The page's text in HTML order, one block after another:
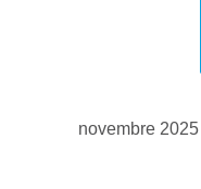
novembre 2025